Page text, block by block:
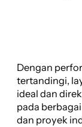
Dengan
tertandingi,
ideal dan
pada
dan proyek